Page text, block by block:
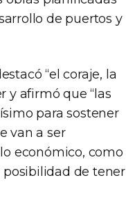
de puertos y
“el coraje, la
y afirmó que “las
para sostener
van a ser
económico, como
posibilidad de tener